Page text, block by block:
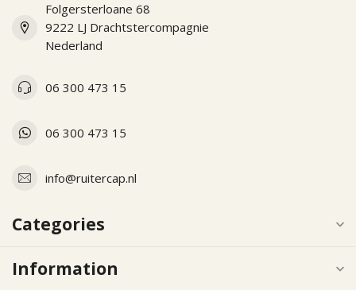
Folgersterloane 68
9222 LJ Drachtstercompagnie
Nederland
06 300 473 15
06 300 473 15
info@ruitercap.nl
Categories
Information